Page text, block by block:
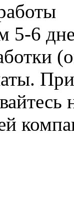
5-6